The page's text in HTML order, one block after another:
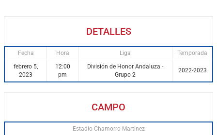
DETALLES
Fecha Hora Liga
Temporada
febrero 5,
2023
12:00
pm
División de Honor Andaluza -
Grupo 2
2022-2023
CAMPO
Estadio Chamorro Martinez